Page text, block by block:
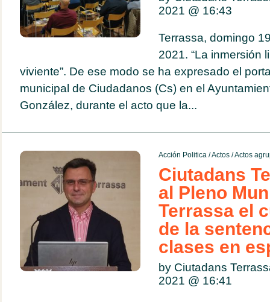
2021 @ 16:43
Terrassa, domingo
2021. “La inmersión
viviente”. De ese modo se ha expresado el
municipal de Ciudadanos (Cs) en el
González, durante el acto que la...
Acción Politica/Actos/Actos
Ciutadans
al Pleno
Terrassa el
de la
clases en
by Ciutadans
2021 @ 16:41